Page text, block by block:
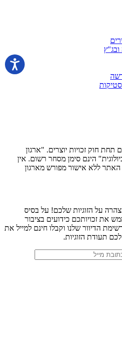
תחת חוק זכויות יוצרים. "ארגון
הינם סימן מסחר רשום. אין
ללא אישור מפורש מארגון
על הזוגיות שלכם! על בסיס
זכויותכם כידועים בציבור
הדיוור שלנו וקבלו חינם למייל את
תעודת הזוגיות.